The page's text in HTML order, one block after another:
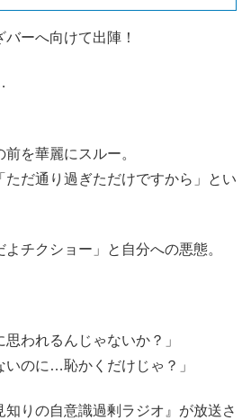
ーへ向けて出陣！
を華麗にスルー。
ただ通り過ぎただけですから」とい
チクショー」と自分への悪態。
思われるんじゃないか？」
いのに…恥かくだけじゃ？」
知りの自意識過剰ラジオ』が放送さ